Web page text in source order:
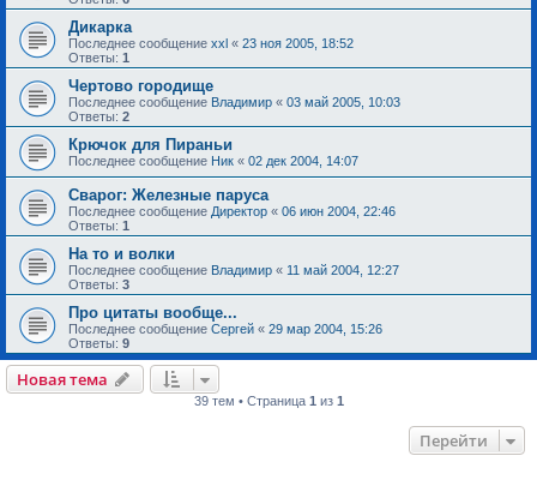
Дикарка
Последнее сообщение xxl « 23 ноя 2005, 18:52
Ответы: 1
Чертово городище
Последнее сообщение Владимир « 03 май 2005, 10:03
Ответы: 2
Крючок для Пираньи
Последнее сообщение Ник « 02 дек 2004, 14:07
Сварог: Железные паруса
Последнее сообщение Директор « 06 июн 2004, 22:46
Ответы: 1
На то и волки
Последнее сообщение Владимир « 11 май 2004, 12:27
Ответы: 3
Про цитаты вообще...
Последнее сообщение Сергей « 29 мар 2004, 15:26
Ответы: 9
Новая тема
39 тем • Страница 1 из 1
Перейти